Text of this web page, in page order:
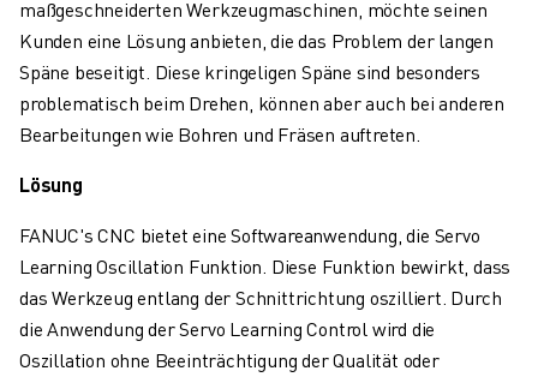
ÜBER FANUC
FANUC IN EUROPA
UNSERE STANDORTE
NACHHALTIGKEIT
KARRIERE
JETZT BEWERBEN » KARRIEREPORTAL
KONTAKT
KONTAKT
STANDORTE
IMPRESSUM
maßgeschneiderten Werkzeugmaschinen, möchte seinen
Kunden eine Lösung anbieten, die das Problem der langen
Späne beseitigt. Diese kringeligen Späne sind besonders
problematisch beim Drehen, können aber auch bei anderen
Bearbeitungen wie Bohren und Fräsen auftreten.
Lösung
FANUC's CNC bietet eine Softwareanwendung, die Servo
Learning Oscillation Funktion. Diese Funktion bewirkt, dass
das Werkzeug entlang der Schnittrichtung oszilliert. Durch
die Anwendung der Servo Learning Control wird die
Oszillation ohne Beeinträchtigung der Qualität oder